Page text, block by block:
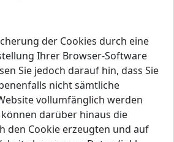
der Cookies durch eine
Ihrer Browser-Software
Sie jedoch darauf hin, dass Sie
nicht sämtliche
vollumfänglich werden
darüber hinaus die
den Cookie erzeugten und auf